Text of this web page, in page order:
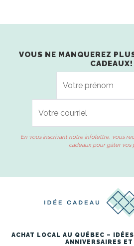
VOUS NE MANQUEREZ
CADEAUX!
En vous inscrivant notre infolettre, vous
cadeaux pour gâter vos
ACHAT LOCAL AU QUÉBEC –
ANNIVERSAIRES